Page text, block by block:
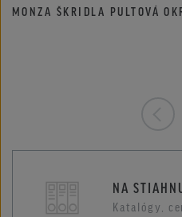
MONZA ŠKRIDLA PULTOVÁ
NA
Katalógy,